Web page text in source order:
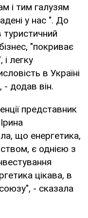
і тим галузям
у нас ". До
"покриває
і легку
в Україні
- додав він.
представник
що енергетика,
є однією з
цікава, в
- сказала